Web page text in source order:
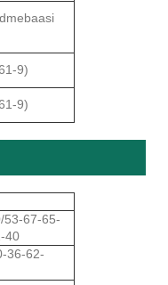
9)
9)
53-67-65-
40
36-62-